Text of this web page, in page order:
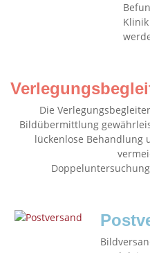
Die
Bildübermittlung
lückenlose Behandlung